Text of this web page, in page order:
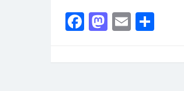
Facebook
Mastodon
Email